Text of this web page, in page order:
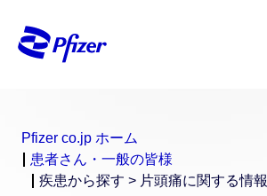
Pfizer co.jp ホーム
患者さん・一般の皆様
疾患から探す > 片頭痛に関する情報